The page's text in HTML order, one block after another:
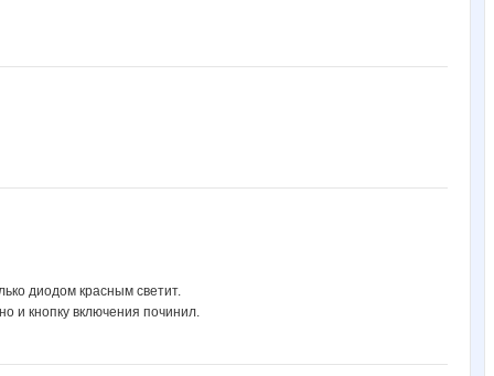
диодом красным светит.
и кнопку включения починил.